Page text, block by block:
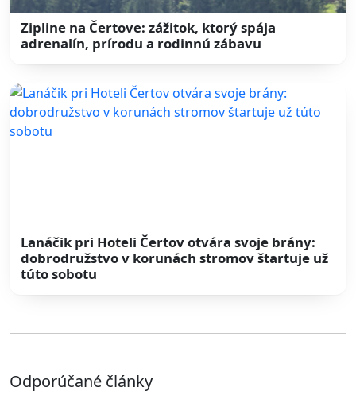
Zipline na Čertove: zážitok, ktorý spája
adrenalín, prírodu a rodinnú zábavu
Lanáčik pri Hoteli Čertov otvára svoje brány:
dobrodružstvo v korunách stromov štartuje už
túto sobotu
Odporúčané články